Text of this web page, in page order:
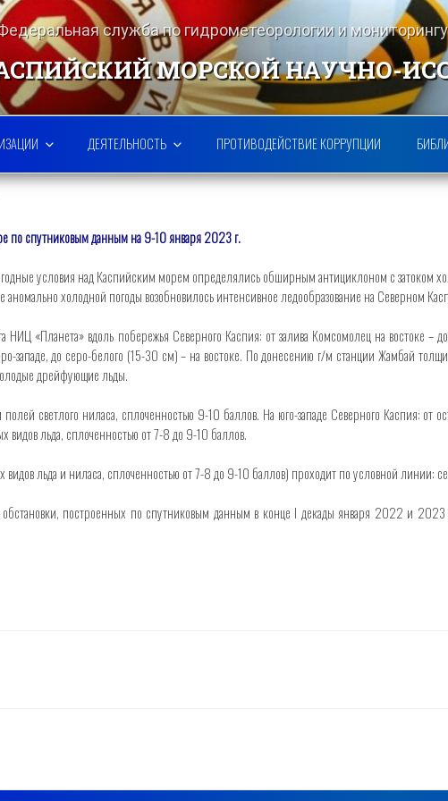
служба по гидрометеорологии и
МОРСКОЙ НАУЧНО-
ДЕЯТЕЛЬНОСТЬ ПРОТИВОДЕЙСТВИЕ КОРРУПЦИИ
по спутниковым данным на 9-10 января 2023 г.
условия над Каспийским морем определялись обширным антициклоном с затоком
аномально холодной погоды возобновилось интенсивное ледообразование на Северном
«Планета» вдоль побережья Северного Каспия: от залива Комсомолец на востоке –
западе, до серо-белого (15-30 см) – на востоке. По донесению г/м станции Жамбай
дрейфующие льды.
светлого ниласа, сплоченностью 9-10 баллов. На юго-западе Северного Каспия: от
видов льда, сплоченностью от 7-8 до 9-10 баллов.
льда и ниласа, сплоченностью от 7-8 до 9-10 баллов) проходит по условной линии:
построенных по спутниковым данным в конце I декады января 2022 и